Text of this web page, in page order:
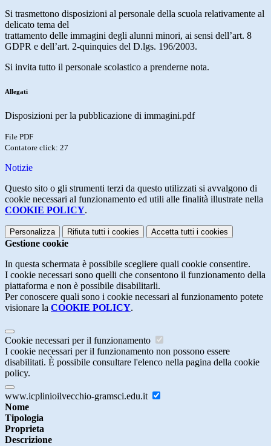
Si trasmettono disposizioni al personale della scuola relativamente al
delicato tema del
trattamento delle immagini degli alunni minori, ai sensi dell’art. 8
GDPR e dell’art. 2-quinquies del D.lgs. 196/2003.
Si invita tutto il personale scolastico a prenderne nota.
Allegati
Disposizioni per la pubblicazione di immagini.pdf
File PDF
Contatore click: 27
Notizie
Questo sito o gli strumenti terzi da questo utilizzati si avvalgono di
cookie necessari al funzionamento ed utili alle finalità illustrate nella
COOKIE POLICY.
Personalizza Rifiuta tutti i cookies Accetta tutti i cookies
Gestione cookie
In questa schermata è possibile scegliere quali cookie consentire.
I cookie necessari sono quelli che consentono il funzionamento della
piattaforma e non è possibile disabilitarli.
Per conoscere quali sono i cookie necessari al funzionamento potete
visionare la COOKIE POLICY.
Cookie necessari per il funzionamento
I cookie necessari per il funzionamento non possono essere
disabilitati. È possibile consultare l'elenco nella pagina della cookie
policy.
www.icplinioilvecchio-gramsci.edu.it
Nome
Tipologia
Proprieta
Descrizione